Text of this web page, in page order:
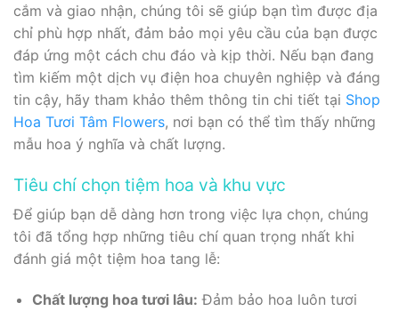
cắm và giao nhận, chúng tôi sẽ giúp bạn tìm được địa
chỉ phù hợp nhất, đảm bảo mọi yêu cầu của bạn được
đáp ứng một cách chu đáo và kịp thời. Nếu bạn đang
tìm kiếm một dịch vụ điện hoa chuyên nghiệp và đáng
tin cậy, hãy tham khảo thêm thông tin chi tiết tại Shop
Hoa Tươi Tâm Flowers, nơi bạn có thể tìm thấy những
mẫu hoa ý nghĩa và chất lượng.
Tiêu chí chọn tiệm hoa và khu vực
Để giúp bạn dễ dàng hơn trong việc lựa chọn, chúng
tôi đã tổng hợp những tiêu chí quan trọng nhất khi
đánh giá một tiệm hoa tang lễ:
Chất lượng hoa tươi lâu: Đảm bảo hoa luôn tươi